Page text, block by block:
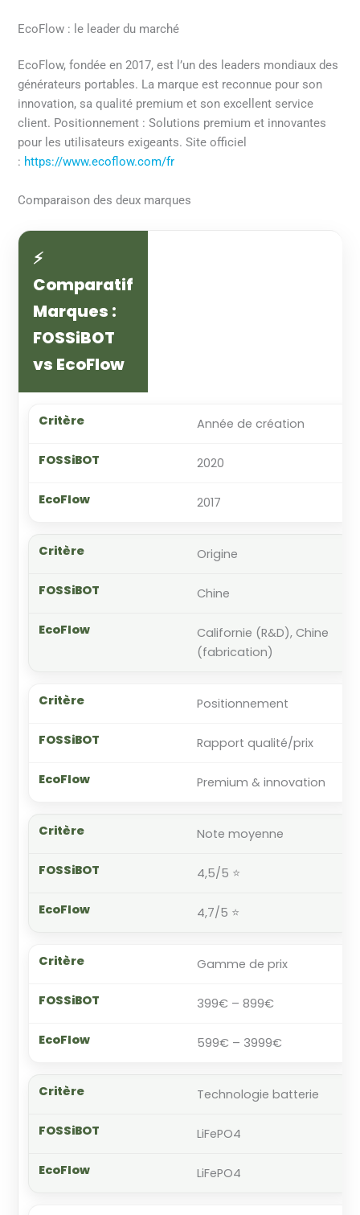
EcoFlow : le leader du marché
EcoFlow, fondée en 2017, est l’un des leaders mondiaux des
générateurs portables. La marque est reconnue pour son
innovation, sa qualité premium et son excellent service
client. Positionnement : Solutions premium et innovantes
pour les utilisateurs exigeants. Site officiel
: https://www.ecoflow.com/fr
Comparaison des deux marques
⚡
Comparatif
Marques :
FOSSiBOT
vs EcoFlow
Année de création
2020
2017
Origine
Chine
Californie (R&D), Chine
(fabrication)
Positionnement
Rapport qualité/prix
Premium & innovation
Note moyenne
4,5/5 ⭐
4,7/5 ⭐
Gamme de prix
399€ – 899€
599€ – 3999€
Technologie batterie
LiFePO4
LiFePO4